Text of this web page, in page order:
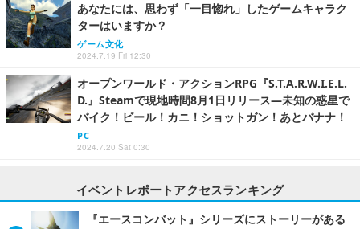
あなたには、思わず「一目惚れ」したゲームキャラク
ターはいますか？
ゲーム文化
2024.7.19 Fri 12:30
オープンワールド・アクションRPG『S.T.A.R.W.I.E.L.
D.』Steamで現地時間8月1日リリース―未知の惑星で
バイク！ビール！カニ！ショットガン！あとバナナ！
PC
2024.7.20 Sat 0:30
イベントレポートアクセスランキング
『エースコンバット』シリーズにストーリーがある